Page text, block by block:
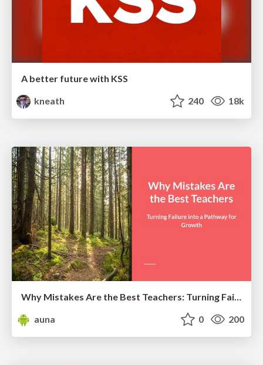
A better future with KSS
kneath
240 18k
Why Mistakes Are the Best Teachers: Turning Failure into a Pathway for Growth
auna
0 200